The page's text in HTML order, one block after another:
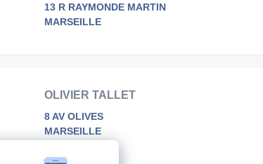
13 R RAYMONDE MARTIN
MARSEILLE
OLIVIER TALLET
8 AV OLIVES
MARSEILLE